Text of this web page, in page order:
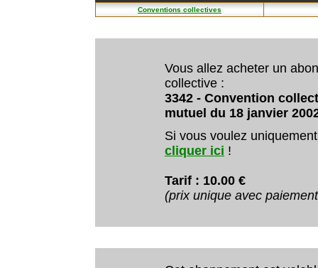
Conventions collectives
Vous allez acheter un
collective :
3342 - Convention
mutuel du 18 janvier
Si vous voulez
cliquer ici !
Tarif : 10.00 €
(prix unique avec